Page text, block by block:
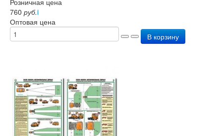
760 руб.i
Оптовая цена
В корзину